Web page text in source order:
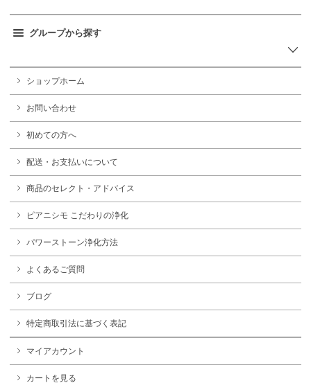
グループから探す
ショップホーム
お問い合わせ
初めての方へ
配送・お支払いについて
商品のセレクト・アドバイス
ピアニシモ こだわりの浄化
パワーストーン浄化方法
よくあるご質問
ブログ
特定商取引法に基づく表記
マイアカウント
カートを見る